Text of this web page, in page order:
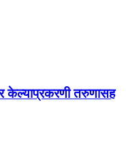
केल्याप्रकरणी तरुणासह